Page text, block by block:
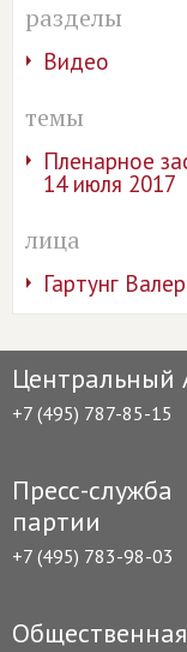
разделы
Видео
темы
Пленарное
14 июля 2017
лица
Гартунг
Центральный
+7 (495) 787-85-15
Пресс-служба
партии
+7 (495) 783-98-03